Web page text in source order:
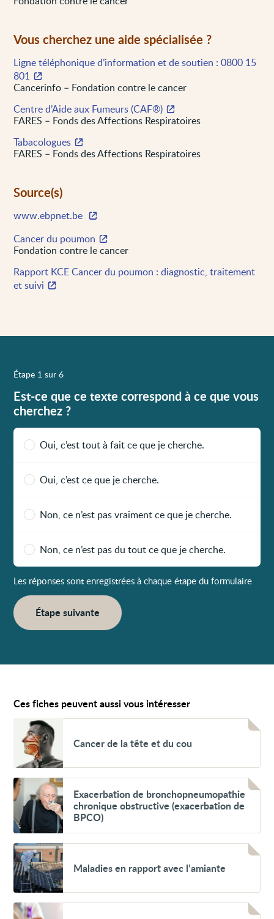
Vous cherchez une aide spécialisée ?
Ligne téléphonique d’information et de soutien : 0800 15
801
Cancerinfo – Fondation contre le cancer
Centre d’Aide aux Fumeurs (CAF®)
FARES – Fonds des Affections Respiratoires
Tabacologues
FARES – Fonds des Affections Respiratoires
Source(s)
www.ebpnet.be
Cancer du poumon
Fondation contre le cancer
Rapport KCE Cancer du poumon : diagnostic, traitement
et suivi
Étape 1 sur 6
Est-ce que ce texte correspond à ce que vous
cherchez ?
Oui, c’est tout à fait ce que je cherche.
Oui, c’est ce que je cherche.
Non, ce n’est pas vraiment ce que je cherche.
Non, ce n’est pas du tout ce que je cherche.
Les réponses sont enregistrées à chaque étape du formulaire
Étape suivante
Ces fiches peuvent aussi vous intéresser
Voir
Cancer
de
tête
du
cou
Cancer de la tête et du cou
Voir
Exacerbation
de
bronchopneumopathie
chronique
obstructive
(exacerbation
de
BPCO)
Exacerbation de bronchopneumopathie
chronique obstructive (exacerbation de
BPCO)
Voir
Maladies
en
rapport
avec
Maladies en rapport avec l’amiante
Voir
Soutien